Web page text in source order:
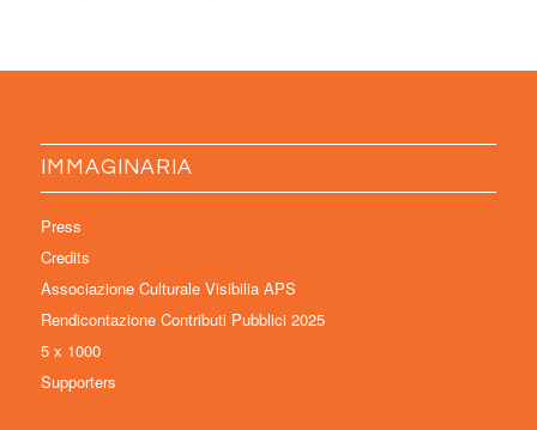
IMMAGINARIA
Press
Credits
Associazione Culturale Visibilia APS
Rendicontazione Contributi Pubblici 2025
5 x 1000
Supporters